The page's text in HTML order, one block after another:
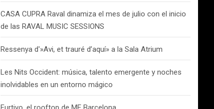
CASA CUPRA Raval dinamiza el mes de julio con el inicio
de las RAVAL MUSIC SESSIONS
Ressenya d'»Avi, et trauré d’aquí» a la Sala Atrium
Les Nits Occident: música, talento emergente y noches
inolvidables en un entorno mágico